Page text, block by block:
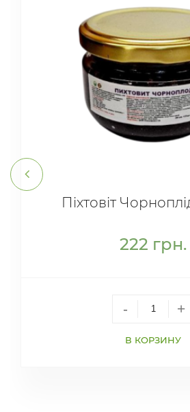
Піхтовіт
222 грн.
- +
В КОРЗИНУ